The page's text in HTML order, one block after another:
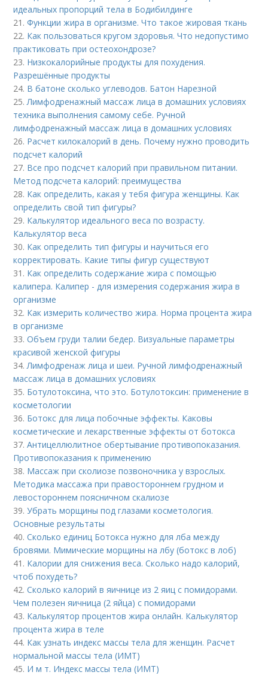
идеальных пропорций тела в Бодибилдинге
21.Функции жира в организме. Что такое жировая ткань
22. Как пользоваться кругом здоровья. Что недопустимо
практиковать при остеохондрозе?
23. Низкокалорийные продукты для похудения.
Разрешённые продукты
24. В батоне сколько углеводов. Батон Нарезной
25.Лимфодренажный массаж лица в домашних условиях
техника выполнения самому себе. Ручной
лимфодренажный массаж лица в домашних условиях
26. Расчет килокалорий в день. Почему нужно проводить
подсчет калорий
27. Все про подсчет калорий при правильном питании.
Метод подсчета калорий: преимущества
28. Как определить, какая у тебя фигура женщины. Как
определить свой тип фигуры?
29. Калькулятор идеального веса по возрасту.
Калькулятор веса
30. Как определить тип фигуры и научиться его
корректировать. Какие типы фигур существуют
31. Как определить содержание жира с помощью
калипера. Калипер - для измерения содержания жира в
организме
32. Как измерить количество жира. Норма процента жира
в организме
33.Объем груди талии бедер. Визуальные параметры
красивой женской фигуры
34.Лимфодренаж лица и шеи. Ручной лимфодренажный
массаж лица в домашних условиях
35. Ботулотоксина, что это. Ботулотоксин: применение в
косметологии
36. Ботокс для лица побочные эффекты. Каковы
косметические и лекарственные эффекты от ботокса
37.Антицеллюлитное обертывание противопоказания.
Противопоказания к применению
38. Массаж при сколиозе позвоночника у взрослых.
Методика массажа при правостороннем грудном и
левостороннем поясничном скалиозе
39.Убрать морщины под глазами косметология.
Основные результаты
40.Сколько единиц Ботокса нужно для лба между
бровями. Мимические морщины на лбу (ботокс в лоб)
41. Калории для снижения веса. Сколько надо калорий,
чтоб похудеть?
42.Сколько калорий в яичнице из 2 яиц с помидорами.
Чем полезен яичница (2 яйца) с помидорами
43. Калькулятор процентов жира онлайн. Калькулятор
процента жира в теле
44. Как узнать индекс массы тела для женщин. Расчет
нормальной массы тела (ИМТ)
45. И м т. Индекс массы тела (ИМТ)